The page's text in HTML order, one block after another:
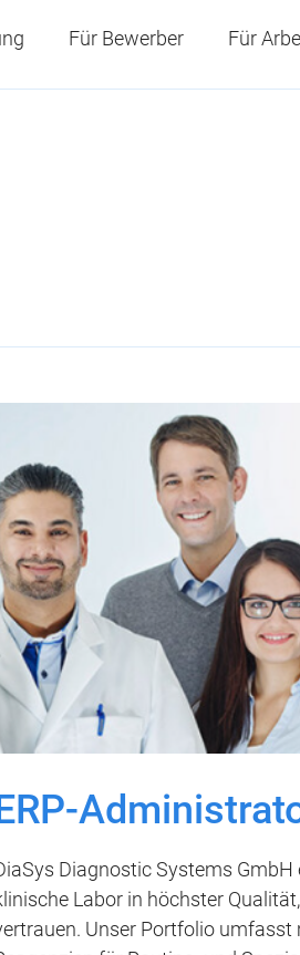
Für Bewerber Für
Diagnostic Systems
Labor in höchster
Unser Portfolio